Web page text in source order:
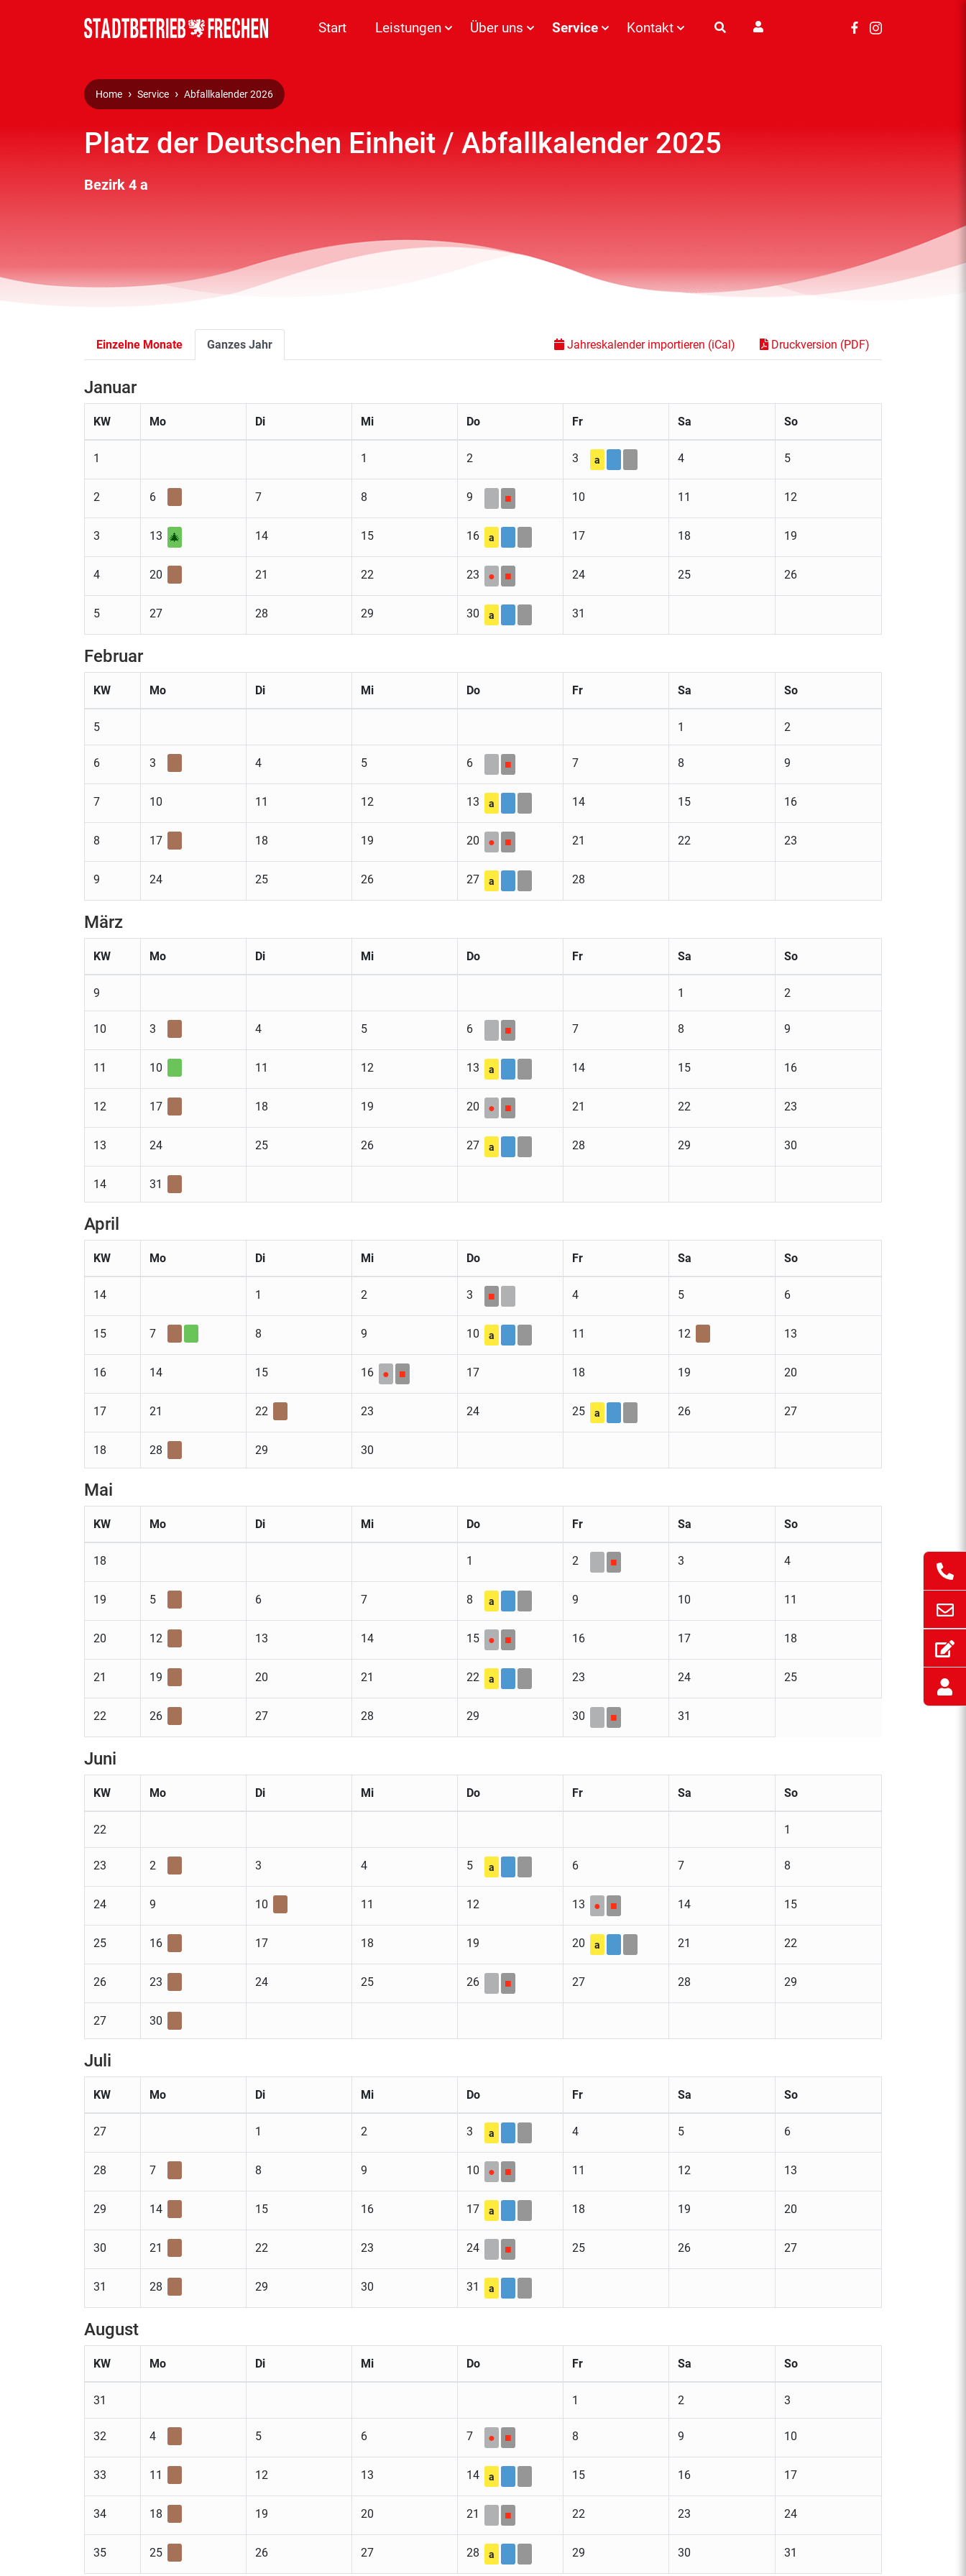
Start Leistungen Über uns Service Kontakt
Home Service Abfallkalender 2026
Platz der Deutschen Einheit / Abfallkalender 2025
Bezirk 4 a
Einzelne Monate Ganzes Jahr Jahreskalender importieren (iCal) Druckversion (PDF)
Januar
KW Mo Di Mi Do Fr Sa So
1 1 2 3 a 4 5
2 6 7 8 9 ■ 10 11 12
3 13 🎄 14 15 16 a 17 18 19
4 20 21 22 23 ● ■ 24 25 26
5 27 28 29 30 a 31
Februar
KW Mo Di Mi Do Fr Sa So
5 1 2
6 3 4 5 6 ■ 7 8 9
7 10 11 12 13 a 14 15 16
8 17 18 19 20 ● ■ 21 22 23
9 24 25 26 27 a 28
März
KW Mo Di Mi Do Fr Sa So
9 1 2
10 3 4 5 6 ■ 7 8 9
11 10 11 12 13 a 14 15 16
12 17 18 19 20 ● ■ 21 22 23
13 24 25 26 27 a 28 29 30
14 31
April
KW Mo Di Mi Do Fr Sa So
14 1 2 3 ■ 4 5 6
15 7 8 9 10 a 11 12 13
16 14 15 16 ● ■ 17 18 19 20
17 21 22 23 24 25 a 26 27
18 28 29 30
Mai
KW Mo Di Mi Do Fr Sa So
18 1 2 ■ 3 4
19 5 6 7 8 a 9 10 11
20 12 13 14 15 ● ■ 16 17 18
21 19 20 21 22 a 23 24 25
22 26 27 28 29 30 ■ 31
Juni
KW Mo Di Mi Do Fr Sa So
22 1
23 2 3 4 5 a 6 7 8
24 9 10 11 12 13 ● ■ 14 15
25 16 17 18 19 20 a 21 22
26 23 24 25 26 ■ 27 28 29
27 30
Juli
KW Mo Di Mi Do Fr Sa So
27 1 2 3 a 4 5 6
28 7 8 9 10 ● ■ 11 12 13
29 14 15 16 17 a 18 19 20
30 21 22 23 24 ■ 25 26 27
31 28 29 30 31 a
August
KW Mo Di Mi Do Fr Sa So
31 1 2 3
32 4 5 6 7 ● ■ 8 9 10
33 11 12 13 14 a 15 16 17
34 18 19 20 21 ■ 22 23 24
35 25 26 27 28 a 29 30 31